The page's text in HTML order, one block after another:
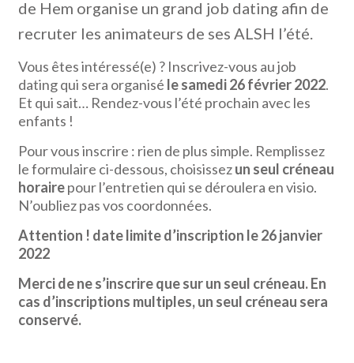
de Hem organise un grand job dating afin de
recruter les animateurs de ses ALSH l’été.
Vous êtes intéressé(e) ? Inscrivez-vous au job
dating qui sera organisé le samedi 26 février 2022.
Et qui sait… Rendez-vous l’été prochain avec les
enfants !
Pour vous inscrire : rien de plus simple. Remplissez
le formulaire ci-dessous, choisissezun seul créneau
horairepour l’entretien qui se déroulera en visio.
N’oubliez pas vos coordonnées.
Attention ! date limite d’inscription le 26 janvier
2022
Merci de ne s’inscrire que sur un seul créneau. En
cas d’inscriptions multiples, un seul créneau sera
conservé.